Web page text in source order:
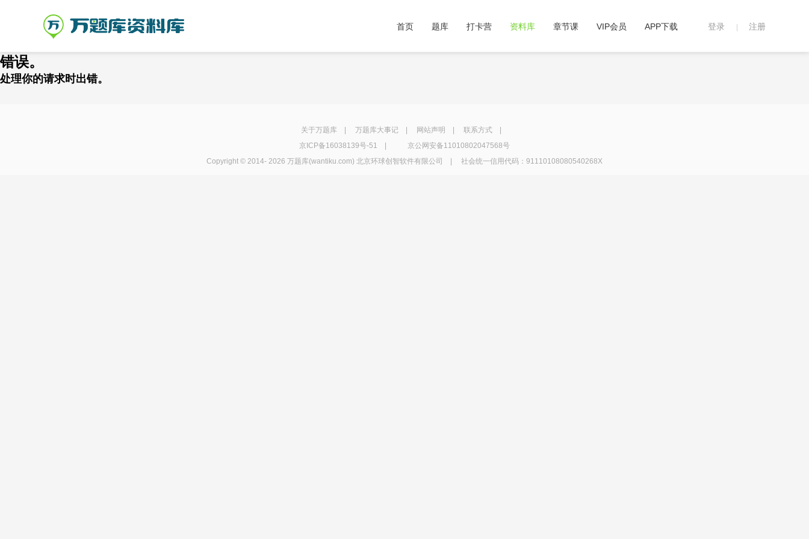
登录 注册
首页 题库 打卡营 资料库 章节课 VIP会员 APP下载
错误。
处理你的请求时出错。
关于万题库| 万题库大事记| 网站声明 联系方式|
京ICP备16038139号-51
京公网安备11010802047568号
Copyright © 2014- 2026 万题库(wantiku.com) 北京环球创智软件有限公司 | 社会统一信用代码：91110108080540268X